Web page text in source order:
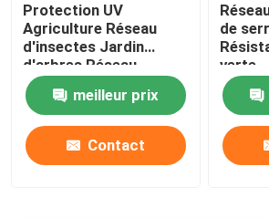
Protection UV
Agriculture Réseau
d'insectes Jardin
d'arbres Réseau
d'insectes Serre à
haute densité Réseau
d'insectes
meilleur prix
Contact
de
verte